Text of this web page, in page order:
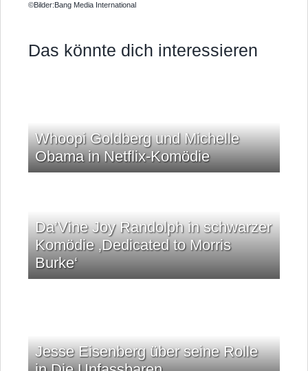
©Bilder:Bang Media International
Das könnte dich interessieren
Whoopi Goldberg und Michelle
Obama in Netflix-Komödie
Da’Vine Joy Randolph in schwarzer
Komödie ‚Dedicated to Morris
Burke‘
Jesse Eisenberg über seine Rolle